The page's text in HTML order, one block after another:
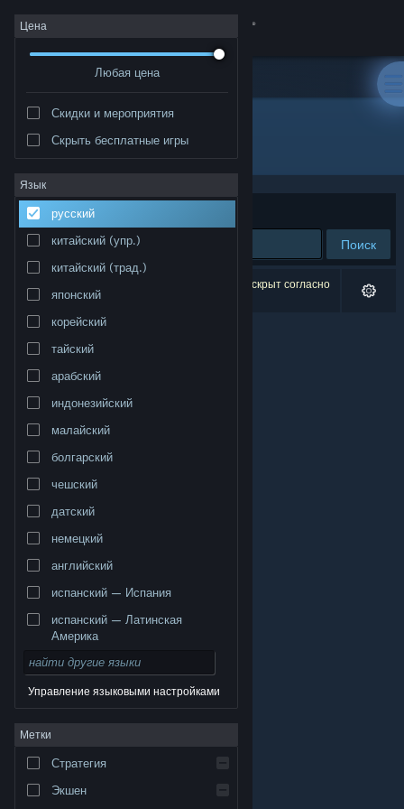
Войти
Сообщество
Информация
Поддержка
Изменить язык
Полная версия
© Valve Corporation. Все права сохранены. Все
торговые марки являются собственностью
Правовая информация
Соглашение подписчика Steam
Файлы cookie
Цена
Любая цена
Скидки и мероприятия
Скрыть бесплатные игры
Язык
русский
китайский (упр.)
китайский (трад.)
японский
корейский
тайский
арабский
индонезийский
малайский
болгарский
чешский
датский
немецкий
английский
испанский — Испания
испанский — Латинская
Америка
Управление языковыми настройками
Метки
Стратегия
Экшен
Разработчик: 失与寻制作委员会
Сортировать по
Поиск
Результатов по вашему запросу: 0. 1 продукт скрыт согласно
вашим настройкам.